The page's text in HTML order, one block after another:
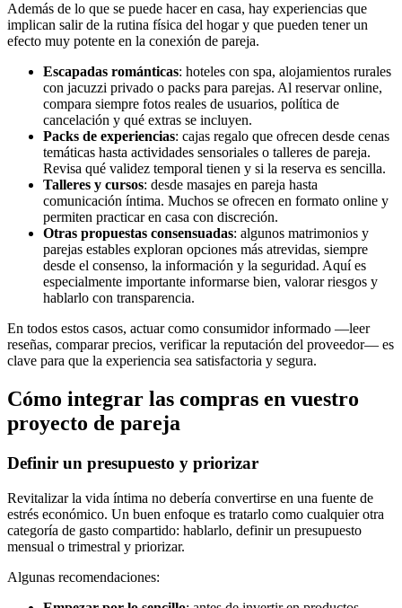
Además de lo que se puede hacer en casa, hay experiencias que
implican salir de la rutina física del hogar y que pueden tener un
efecto muy potente en la conexión de pareja.
Escapadas románticas: hoteles con spa, alojamientos rurales
con jacuzzi privado o packs para parejas. Al reservar online,
compara siempre fotos reales de usuarios, política de
cancelación y qué extras se incluyen.
Packs de experiencias: cajas regalo que ofrecen desde cenas
temáticas hasta actividades sensoriales o talleres de pareja.
Revisa qué validez temporal tienen y si la reserva es sencilla.
Talleres y cursos: desde masajes en pareja hasta
comunicación íntima. Muchos se ofrecen en formato online y
permiten practicar en casa con discreción.
Otras propuestas consensuadas: algunos matrimonios y
parejas estables exploran opciones más atrevidas, siempre
desde el consenso, la información y la seguridad. Aquí es
especialmente importante informarse bien, valorar riesgos y
hablarlo con transparencia.
En todos estos casos, actuar como consumidor informado —leer
reseñas, comparar precios, verificar la reputación del proveedor— es
clave para que la experiencia sea satisfactoria y segura.
Cómo integrar las compras en vuestro
proyecto de pareja
Definir un presupuesto y priorizar
Revitalizar la vida íntima no debería convertirse en una fuente de
estrés económico. Un buen enfoque es tratarlo como cualquier otra
categoría de gasto compartido: hablarlo, definir un presupuesto
mensual o trimestral y priorizar.
Algunas recomendaciones: